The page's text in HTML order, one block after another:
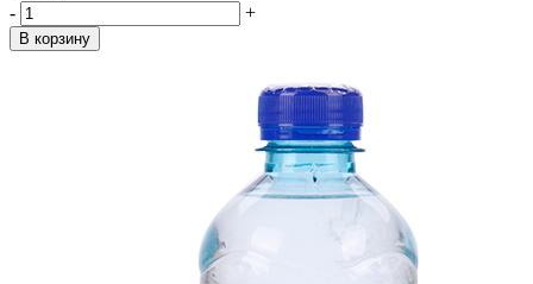
-
+
В корзину